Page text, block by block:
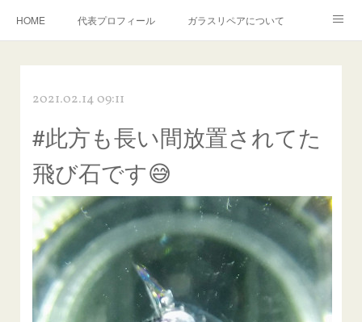
HOME 代表プロフィール ガラスリペアについて
飛び石施工料金について
当店へのアクセス 建築ガラスキズ取り・研磨・磨き
【プロ使用】フッ素系ガラストリートメント『アクアペル』
当店の良心的価格の理由について
欧州車モールの白サビやシミを落とす！
instagram記事 ガラスリペア施工価格
飛び石ひび割れでヒビ先が伸びた場合は？
2021.02.14 09:11
#此方も長い間放置されてた
飛び石です😅